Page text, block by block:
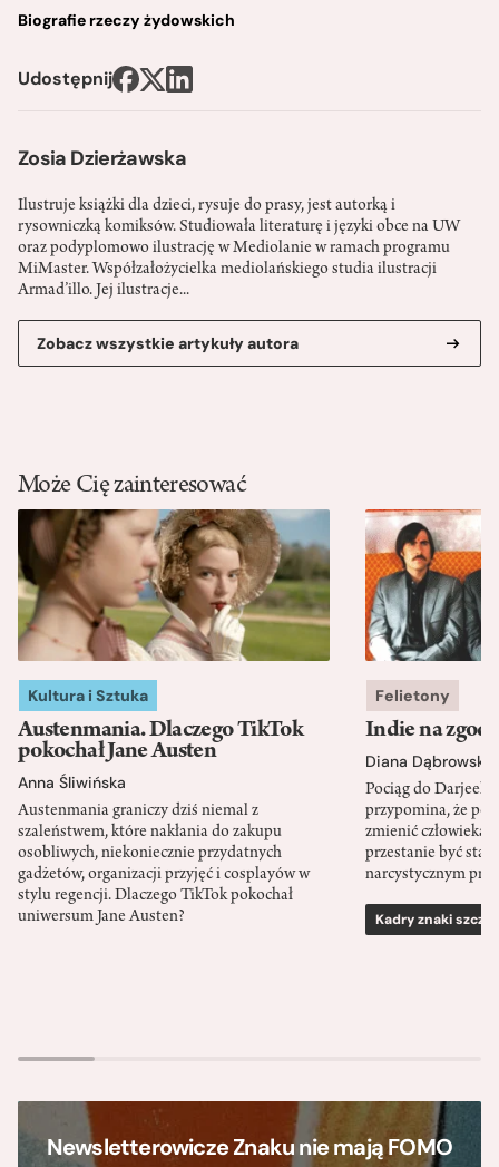
Zosia Dzierżawska
Ilustruje książki dla dzieci, rysuje do prasy, jest autorką i
rysowniczką komiksów. Studiowała literaturę i języki obce na UW
oraz podyplomowo ilustrację w Mediolanie w ramach programu
MiMaster. Współzałożycielka mediolańskiego studia ilustracji
Armad’illo. Jej ilustracje...
Zobacz wszystkie artykuły autora
Biografie rzeczy żydowskich
Udostępnij
Może Cię zainteresować
Kultura i Sztuka
Austenmania. Dlaczego TikTok
pokochał Jane Austen
Anna Śliwińska
Austenmania graniczy dziś niemal z
szaleństwem, które nakłania do zakupu
osobliwych, niekoniecznie przydatnych
gadżetów, organizacji przyjęć i cosplayów w
stylu regencji. Dlaczego TikTok pokochał
uniwersum Jane Austen?
Felietony
Indie na
Diana Dąbrowska
Pociąg do
przypomina, że
zmienić człowieka
przestanie być
narcystycznym
Kadry znaki
Newsletterowicze Znaku nie mają FOMO